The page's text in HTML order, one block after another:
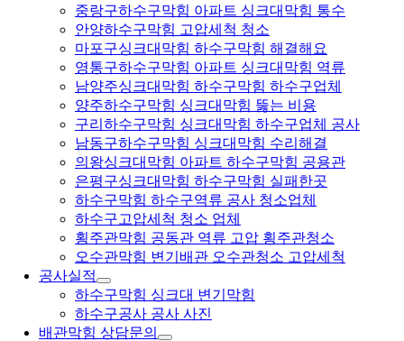
중랑구하수구막힘 아파트 싱크대막힘 통수
안양하수구막힘 고압세척 청소
마포구싱크대막힘 하수구막힘 해결해요
영통구하수구막힘 아파트 싱크대막힘 역류
남양주싱크대막힘 하수구막힘 하수구업체
양주하수구막힘 싱크대막힘 뚫는 비용
구리하수구막힘 싱크대막힘 하수구업체 공사
남동구하수구막힘 싱크대막힘 수리해결
의왕싱크대막힘 아파트 하수구막힘 공용관
은평구싱크대막힘 하수구막힘 실패한곳
하수구막힘 하수구역류 공사 청소업체
하수구고압세척 청소 업체
횡주관막힘 공동관 역류 고압 횡주관청소
오수관막힘 변기배관 오수관청소 고압세척
공사실적
하수구막힘 싱크대 변기막힘
하수구공사 공사 사진
배관막힘 상담문의